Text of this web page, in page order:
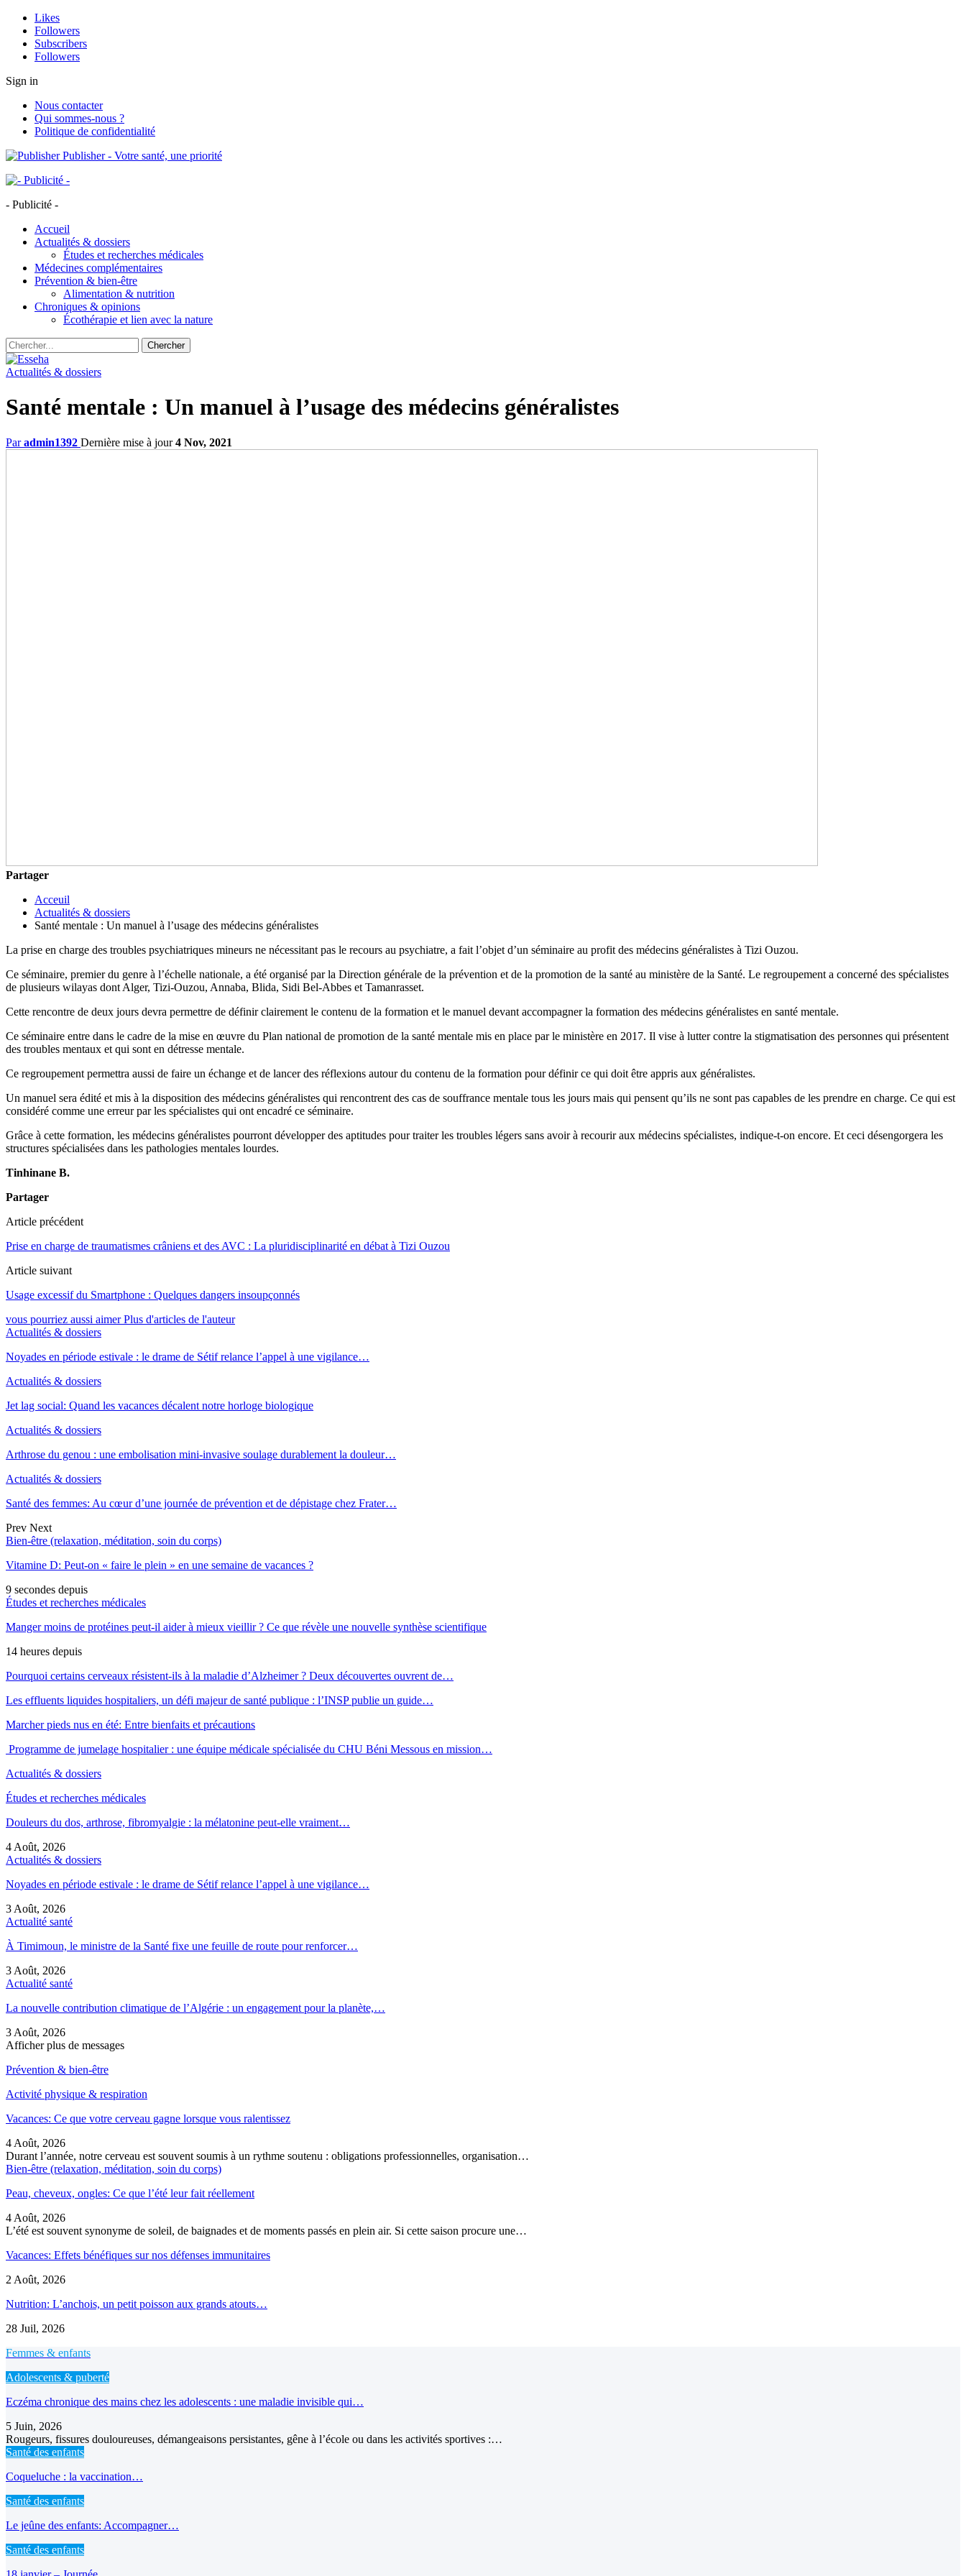
Likes
Followers
Subscribers
Followers
Sign in
Nous contacter
Qui sommes-nous ?
Politique de confidentialité
Publisher - Votre santé, une priorité
- Publicité -
Accueil
Actualités & dossiers
Études et recherches médicales
Médecines complémentaires
Prévention & bien-être
Alimentation & nutrition
Chroniques & opinions
Écothérapie et lien avec la nature
Actualités & dossiers
Santé mentale : Un manuel à l’usage des médecins généralistes
Paradmin1392 Dernière mise à jour4 Nov, 2021
Partager
Acceuil
Actualités & dossiers
Santé mentale : Un manuel à l’usage des médecins généralistes
La prise en charge des troubles psychiatriques mineurs ne nécessitant pas le recours au psychiatre, a fait l’objet d’un séminaire au profit des médecins généralistes à Tizi Ouzou.
Ce séminaire, premier du genre à l’échelle nationale, a été organisé par la Direction générale de la prévention et de la promotion de la santé au ministère de la Santé. Le regroupement a concerné des spécialistes
de plusieurs wilayas dont Alger, Tizi-Ouzou, Annaba, Blida, Sidi Bel-Abbes et Tamanrasset.
Cette rencontre de deux jours devra permettre de définir clairement le contenu de la formation et le manuel devant accompagner la formation des médecins généralistes en santé mentale.
Ce séminaire entre dans le cadre de la mise en œuvre du Plan national de promotion de la santé mentale mis en place par le ministère en 2017. Il vise à lutter contre la stigmatisation des personnes qui présentent
des troubles mentaux et qui sont en détresse mentale.
Ce regroupement permettra aussi de faire un échange et de lancer des réflexions autour du contenu de la formation pour définir ce qui doit être appris aux généralistes.
Un manuel sera édité et mis à la disposition des médecins généralistes qui rencontrent des cas de souffrance mentale tous les jours mais qui pensent qu’ils ne sont pas capables de les prendre en charge. Ce qui est
considéré comme une erreur par les spécialistes qui ont encadré ce séminaire.
Grâce à cette formation, les médecins généralistes pourront développer des aptitudes pour traiter les troubles légers sans avoir à recourir aux médecins spécialistes, indique-t-on encore. Et ceci désengorgera les
structures spécialisées dans les pathologies mentales lourdes.
Tinhinane B.
Partager
Article précédent
Prise en charge de traumatismes crâniens et des AVC : La pluridisciplinarité en débat à Tizi Ouzou
Article suivant
Usage excessif du Smartphone : Quelques dangers insoupçonnés
vous pourriez aussi aimer Plus d'articles de l'auteur
Actualités & dossiers
Noyades en période estivale : le drame de Sétif relance l’appel à une vigilance…
Actualités & dossiers
Jet lag social: Quand les vacances décalent notre horloge biologique
Actualités & dossiers
Arthrose du genou : une embolisation mini-invasive soulage durablement la douleur…
Actualités & dossiers
Santé des femmes: Au cœur d’une journée de prévention et de dépistage chez Frater…
Prev Next
Bien-être (relaxation, méditation, soin du corps)
Vitamine D: Peut-on « faire le plein » en une semaine de vacances ?
9 secondes depuis
Études et recherches médicales
Manger moins de protéines peut-il aider à mieux vieillir ? Ce que révèle une nouvelle synthèse scientifique
14 heures depuis
Pourquoi certains cerveaux résistent-ils à la maladie d’Alzheimer ? Deux découvertes ouvrent de…
Les effluents liquides hospitaliers, un défi majeur de santé publique : l’INSP publie un guide…
Marcher pieds nus en été: Entre bienfaits et précautions
Programme de jumelage hospitalier : une équipe médicale spécialisée du CHU Béni Messous en mission…
Actualités & dossiers
Études et recherches médicales
Douleurs du dos, arthrose, fibromyalgie : la mélatonine peut-elle vraiment…
4 Août, 2026
Actualités & dossiers
Noyades en période estivale : le drame de Sétif relance l’appel à une vigilance…
3 Août, 2026
Actualité santé
À Timimoun, le ministre de la Santé fixe une feuille de route pour renforcer…
3 Août, 2026
Actualité santé
La nouvelle contribution climatique de l’Algérie : un engagement pour la planète,…
3 Août, 2026
Afficher plus de messages
Prévention & bien-être
Activité physique & respiration
Vacances: Ce que votre cerveau gagne lorsque vous ralentissez
4 Août, 2026
Durant l’année, notre cerveau est souvent soumis à un rythme soutenu : obligations professionnelles, organisation…
Bien-être (relaxation, méditation, soin du corps)
Peau, cheveux, ongles: Ce que l’été leur fait réellement
4 Août, 2026
L’été est souvent synonyme de soleil, de baignades et de moments passés en plein air. Si cette saison procure une…
Vacances: Effets bénéfiques sur nos défenses immunitaires
2 Août, 2026
Nutrition: L’anchois, un petit poisson aux grands atouts…
28 Juil, 2026
Femmes & enfants
Adolescents & puberté
Eczéma chronique des mains chez les adolescents : une maladie invisible qui…
5 Juin, 2026
Rougeurs, fissures douloureuses, démangeaisons persistantes, gêne à l’école ou dans les activités sportives :…
Santé des enfants
Coqueluche : la vaccination…
Santé des enfants
Le jeûne des enfants: Accompagner…
Santé des enfants